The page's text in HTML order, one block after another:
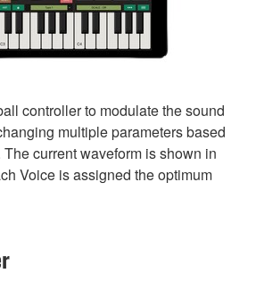
controller to modulate the sound
multiple parameters based
current waveform is shown in
Voice is assigned the optimum